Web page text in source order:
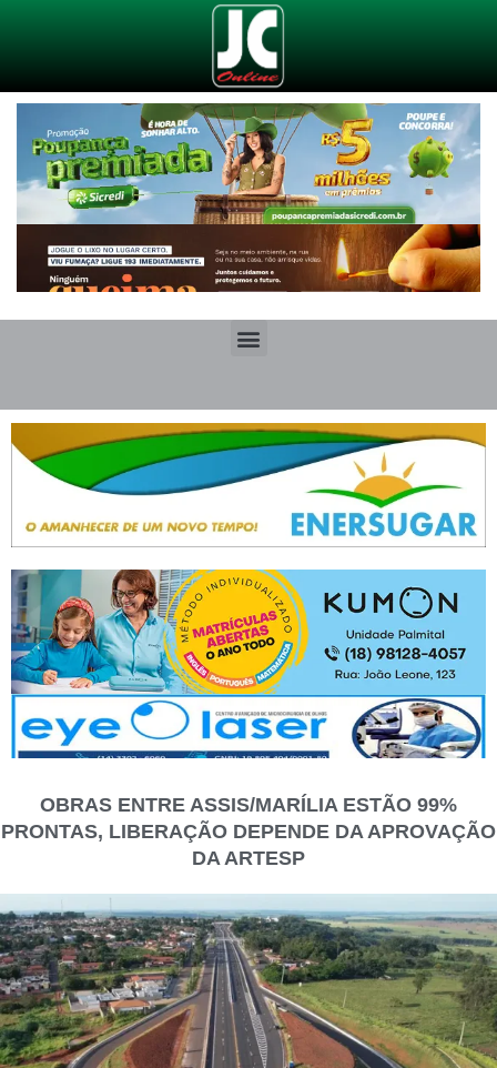
OBRAS ENTRE ASSIS/MARÍLIA ESTÃO 99%
PRONTAS, LIBERAÇÃO DEPENDE DA APROVAÇÃO
DA ARTESP